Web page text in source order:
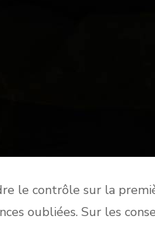
le contrôle sur la
oubliées. Sur les